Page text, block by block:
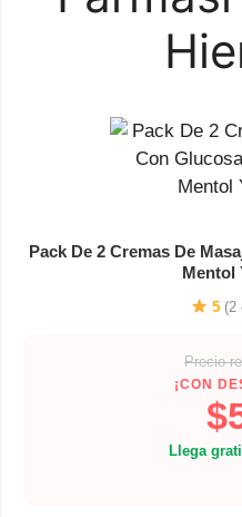
Pack De 2 Cremas De Masaje
Mentol
5 (2
Precio
¡CON
Llega